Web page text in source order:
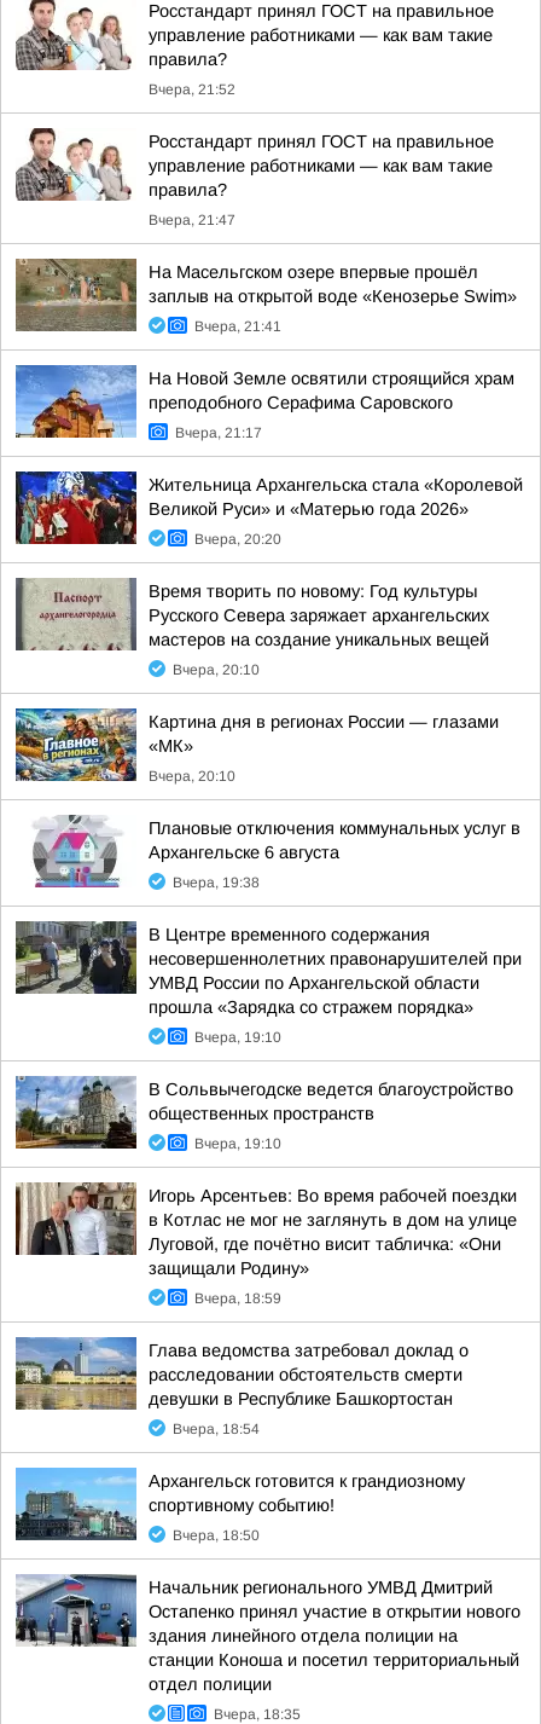
Росстандарт принял ГОСТ на правильное
управление работниками — как вам такие
правила?
Вчера, 21:52
Росстандарт принял ГОСТ на правильное
управление работниками — как вам такие
правила?
Вчера, 21:47
На Масельгском озере впервые прошёл
заплыв на открытой воде «Кенозерье Swim»
Вчера, 21:41
На Новой Земле освятили строящийся храм
преподобного Серафима Саровского
Вчера, 21:17
Жительница Архангельска стала «Королевой
Великой Руси» и «Матерью года 2026»
Вчера, 20:20
Время творить по новому: Год культуры
Русского Севера заряжает архангельских
мастеров на создание уникальных вещей
Вчера, 20:10
Картина дня в регионах России — глазами
«МК»
Вчера, 20:10
Плановые отключения коммунальных услуг в
Архангельске 6 августа
Вчера, 19:38
В Центре временного содержания
несовершеннолетних правонарушителей при
УМВД России по Архангельской области
прошла «Зарядка со стражем порядка»
Вчера, 19:10
В Сольвычегодске ведется благоустройство
общественных пространств
Вчера, 19:10
Игорь Арсентьев: Во время рабочей поездки
в Котлас не мог не заглянуть в дом на улице
Луговой, где почётно висит табличка: «Они
защищали Родину»
Вчера, 18:59
Глава ведомства затребовал доклад о
расследовании обстоятельств смерти
девушки в Республике Башкортостан
Вчера, 18:54
Архангельск готовится к грандиозному
спортивному событию!
Вчера, 18:50
Начальник регионального УМВД Дмитрий
Остапенко принял участие в открытии нового
здания линейного отдела полиции на
станции Коноша и посетил территориальный
отдел полиции
Вчера, 18:35